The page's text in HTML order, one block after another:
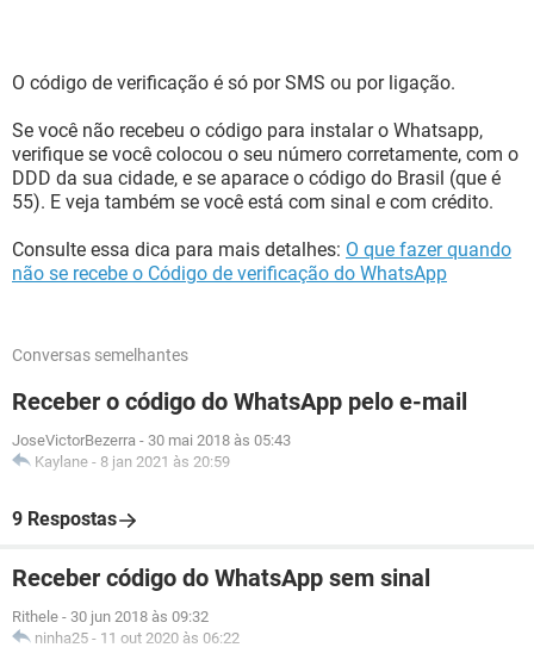
O código de verificação é só por SMS ou por ligação.
Se você não recebeu o código para instalar o Whatsapp,
verifique se você colocou o seu número corretamente, com o
DDD da sua cidade, e se aparace o código do Brasil (que é
55). E veja também se você está com sinal e com crédito.
Consulte essa dica para mais detalhes: O que fazer quando
não se recebe o Código de verificação do WhatsApp
Conversas semelhantes
Receber o código do WhatsApp pelo e-mail
JoseVictorBezerra - 30 mai 2018 às 05:43
Kaylane - 8 jan 2021 às 20:59
9 Respostas
Receber código do WhatsApp sem sinal
Rithele - 30 jun 2018 às 09:32
ninha25 - 11 out 2020 às 06:22